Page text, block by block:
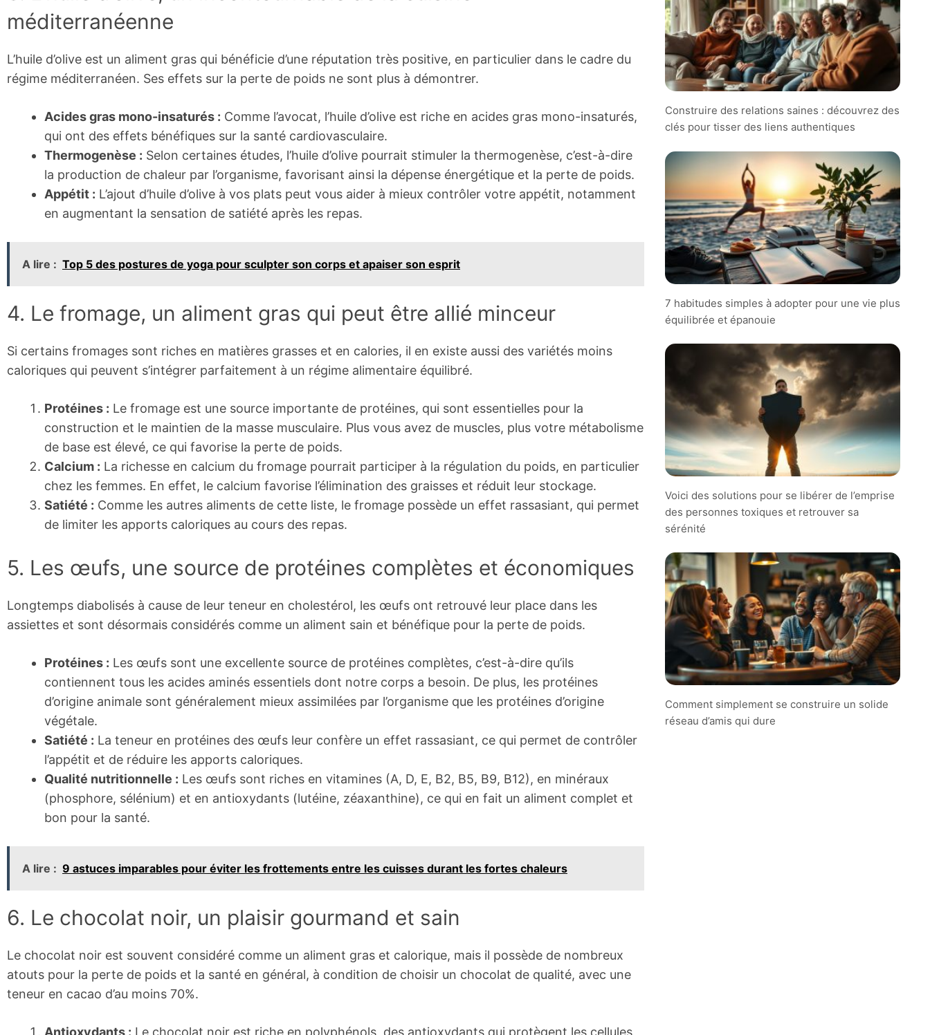
méditerranéenne
L’huile d’olive est un aliment gras qui bénéficie d’une réputation très positive, en particulier dans le cadre du
régime méditerranéen. Ses effets sur la perte de poids ne sont plus à démontrer.
Acides gras mono-insaturés : Comme l’avocat, l’huile d’olive est riche en acides gras mono-insaturés,
qui ont des effets bénéfiques sur la santé cardiovasculaire.
Thermogenèse : Selon certaines études, l’huile d’olive pourrait stimuler la thermogenèse, c’est-à-dire
la production de chaleur par l’organisme, favorisant ainsi la dépense énergétique et la perte de poids.
Appétit : L’ajout d’huile d’olive à vos plats peut vous aider à mieux contrôler votre appétit, notamment
en augmentant la sensation de satiété après les repas.
A lire : Top 5 des postures de yoga pour sculpter son corps et apaiser son esprit
4. Le fromage, un aliment gras qui peut être allié minceur
Si certains fromages sont riches en matières grasses et en calories, il en existe aussi des variétés moins
caloriques qui peuvent s’intégrer parfaitement à un régime alimentaire équilibré.
Protéines : Le fromage est une source importante de protéines, qui sont essentielles pour la
construction et le maintien de la masse musculaire. Plus vous avez de muscles, plus votre métabolisme
de base est élevé, ce qui favorise la perte de poids.
Calcium : La richesse en calcium du fromage pourrait participer à la régulation du poids, en particulier
chez les femmes. En effet, le calcium favorise l’élimination des graisses et réduit leur stockage.
Satiété : Comme les autres aliments de cette liste, le fromage possède un effet rassasiant, qui permet
de limiter les apports caloriques au cours des repas.
5. Les œufs, une source de protéines complètes et économiques
Longtemps diabolisés à cause de leur teneur en cholestérol, les œufs ont retrouvé leur place dans les
assiettes et sont désormais considérés comme un aliment sain et bénéfique pour la perte de poids.
Protéines : Les œufs sont une excellente source de protéines complètes, c’est-à-dire qu’ils
contiennent tous les acides aminés essentiels dont notre corps a besoin. De plus, les protéines
d’origine animale sont généralement mieux assimilées par l’organisme que les protéines d’origine
végétale.
Satiété : La teneur en protéines des œufs leur confère un effet rassasiant, ce qui permet de contrôler
l’appétit et de réduire les apports caloriques.
Qualité nutritionnelle : Les œufs sont riches en vitamines (A, D, E, B2, B5, B9, B12), en minéraux
(phosphore, sélénium) et en antioxydants (lutéine, zéaxanthine), ce qui en fait un aliment complet et
bon pour la santé.
A lire : 9 astuces imparables pour éviter les frottements entre les cuisses durant les fortes chaleurs
6. Le chocolat noir, un plaisir gourmand et sain
Le chocolat noir est souvent considéré comme un aliment gras et calorique, mais il possède de nombreux
atouts pour la perte de poids et la santé en général, à condition de choisir un chocolat de qualité, avec une
teneur en cacao d’au moins 70%.
Antioxydants : Le chocolat noir est riche en polyphénols, des antioxydants qui protègent les cellules
Construire des relations saines : découvrez des
clés pour tisser des liens authentiques
7 habitudes simples à adopter pour une vie plus
équilibrée et épanouie
Voici des solutions pour se libérer de l’emprise
des personnes toxiques et retrouver sa
sérénité
Comment simplement se construire un solide
réseau d’amis qui dure